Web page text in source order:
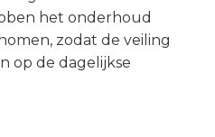
het onderhoud
zodat de veiling
op de dagelijkse